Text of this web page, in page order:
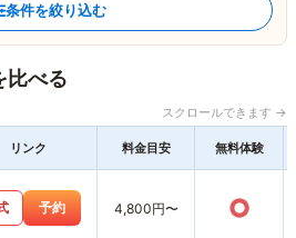
条件を絞り込む
比べる
スクロールできます →
リンク 料金目安 無料体験
予約 4,800円〜 ○